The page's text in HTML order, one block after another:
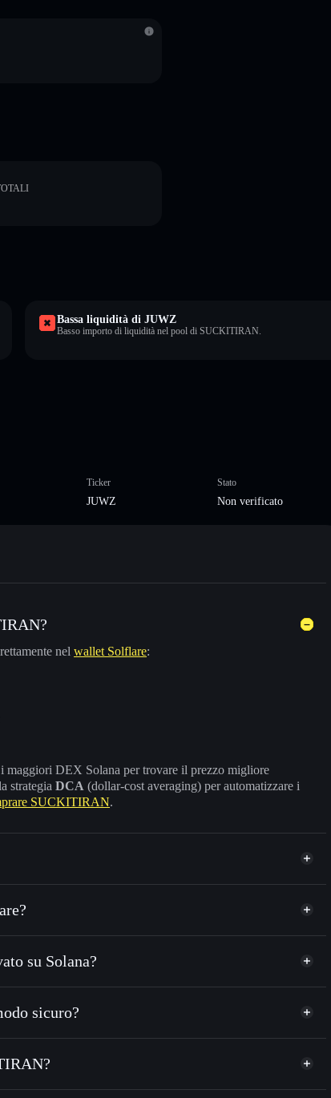
Bassa liquidità di JUWZ
Basso importo di liquidità nel pool di SUCKITIRAN.
Ticker
JUWZ
Stato
Non verificato
nel wallet Solflare:
maggiori DEX Solana per trovare il prezzo migliore
strategia DCA (dollar-cost averaging) per automatizzare i
SUCKITIRAN.
USDC o in migliaia di altri token Solana al prezzo
su JUWZ nel tempo
pubblicamente i wallet usando l’Aggregatore di
su Solana?
sicuro?
wallet non-custodial Solflare
Aggregatore di